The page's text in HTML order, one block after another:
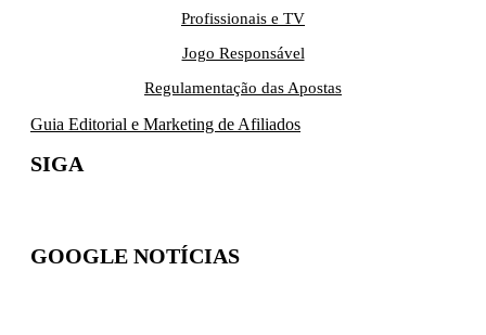
Profissionais e TV
Jogo Responsável
Regulamentação das Apostas
Guia Editorial e Marketing de Afiliados
SIGA
GOOGLE NOTÍCIAS